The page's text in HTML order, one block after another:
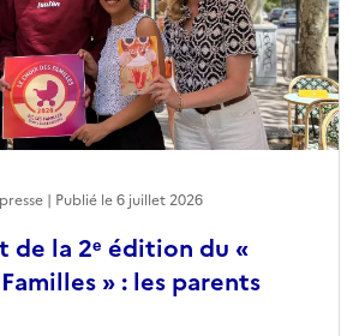
de la 2ᵉ édition du «
» : les parents
| Publié le6 juillet 2026